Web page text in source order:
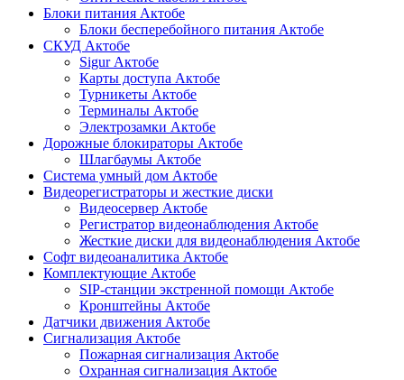
Блоки питания Актобе
Блоки бесперебойного питания Актобе
СКУД Актобе
Sigur Актобе
Карты доступа Актобе
Турникеты Актобе
Терминалы Актобе
Электрозамки Актобе
Дорожные блокираторы Актобе
Шлагбаумы Актобе
Система умный дом Актобе
Видеорегистраторы и жесткие диски
Видеосервер Актобе
Регистратор видеонаблюдения Актобе
Жесткие диски для видеонаблюдения Актобе
Софт видеоаналитика Актобе
Комплектующие Актобе
SIP-станции экстренной помощи Актобе
Кронштейны Актобе
Датчики движения Актобе
Сигнализация Актобе
Пожарная сигнализация Актобе
Охранная сигнализация Актобе